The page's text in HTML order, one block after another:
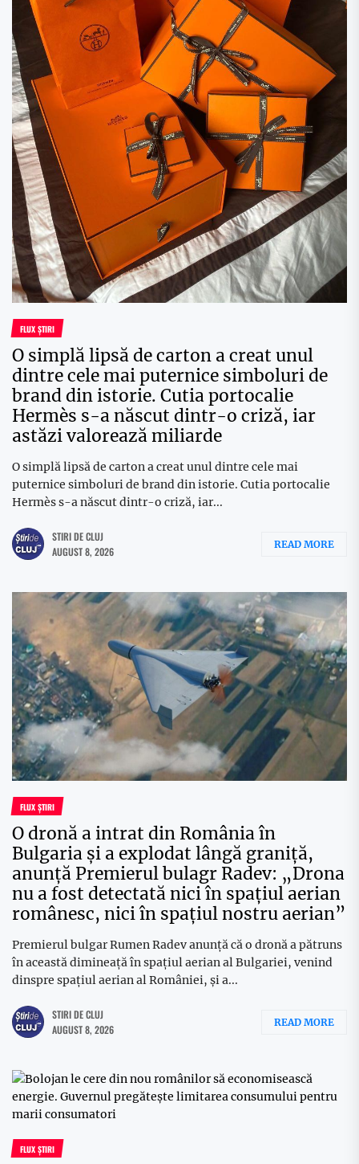
FLUX ȘTIRI
O simplă lipsă de carton a creat unul
dintre cele mai puternice simboluri de
brand din istorie. Cutia portocalie
Hermès s-a născut dintr-o criză, iar
astăzi valorează miliarde
O simplă lipsă de carton a creat unul dintre cele mai
puternice simboluri de brand din istorie. Cutia portocalie
Hermès s-a născut dintr-o criză, iar...
STIRI DE CLUJ
AUGUST 8, 2026
READ MORE
FLUX ȘTIRI
O dronă a intrat din România în
Bulgaria și a explodat lângă graniță,
anunță Premierul bulagr Radev: „Drona
nu a fost detectată nici în spațiul aerian
românesc, nici în spațiul nostru aerian”
Premierul bulgar Rumen Radev anunță că o dronă a pătruns
în această dimineață în spațiul aerian al Bulgariei, venind
dinspre spațiul aerian al României, și a...
STIRI DE CLUJ
AUGUST 8, 2026
READ MORE
FLUX ȘTIRI